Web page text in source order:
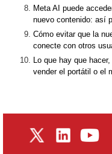
Meta AI puede
nuevo contenido: así
Cómo evitar que la
conecte con otros
Lo que hay que
vender el portátil o el